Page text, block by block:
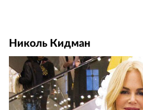
Николь Кидман